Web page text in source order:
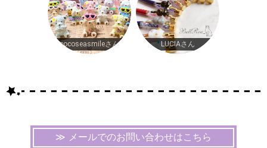
cocoseasmileさん LUCIAさん
メールでのお問い合わせはこちら